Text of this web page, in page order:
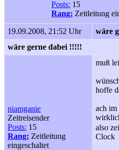
Posts: 15
Rang: Zeitleitung
19.09.2008, 21:52 Uhr
wäre
wäre gerne dabei !!!!!
niamganie
Zeitreisender
Posts: 15
Rang: Zeitleitung
eingeschaltet
muß
hoffe
ach im
also
Clock